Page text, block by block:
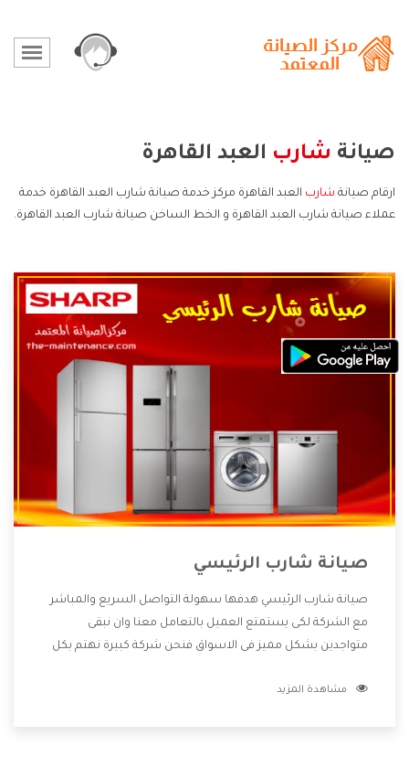
صيانة شارب العبد القاهرة
ارقام صيانة شارب العبد القاهرة مركز خدمة صيانة شارب العبد القاهرة خدمة
عملاء صيانة شارب العبد القاهرة و الخط الساخن صيانة شارب العبد القاهرة.
صيانة شارب الرئيسي
صيانة شارب الرئيسي هدفها سهولة التواصل السريع والمباشر
مع الشركة لكى يستمتع العميل بالتعامل معنا وان نبقى
متواجدين بشكل مميز فى الاسواق فنحن شركة كبيرة نهتم بكل
الشركة بها والتى تكون منها خدمة الصيانة التى تكون من أهم
مشاهدة المزيد